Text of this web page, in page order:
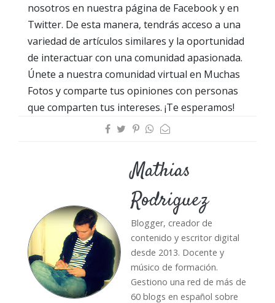
nosotros en nuestra página de Facebook y en
Twitter. De esta manera, tendrás acceso a una
variedad de artículos similares y la oportunidad
de interactuar con una comunidad apasionada.
Únete a nuestra comunidad virtual en Muchas
Fotos y comparte tus opiniones con personas
que comparten tus intereses. ¡Te esperamos!
Mathias
Rodriguez
Blogger, creador de
contenido y escritor digital
desde 2013. Docente y
músico de formación.
Gestiono una red de más de
60 blogs en español sobre